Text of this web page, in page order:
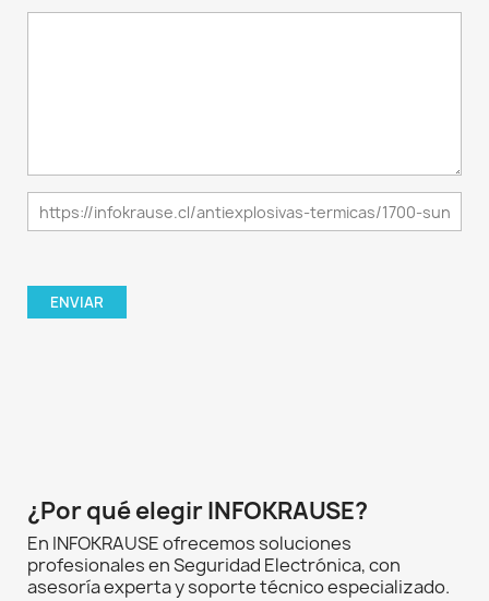
¿Por qué elegir INFOKRAUSE?
En INFOKRAUSE ofrecemos soluciones
profesionales en Seguridad Electrónica, con
asesoría experta y soporte técnico especializado.